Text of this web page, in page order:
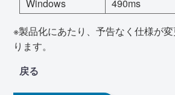
Windows
490ms
※製品化にあたり、予告なく仕様が
ります。
戻る